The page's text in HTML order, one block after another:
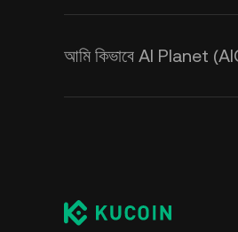
আমি কিভাবে AI Planet